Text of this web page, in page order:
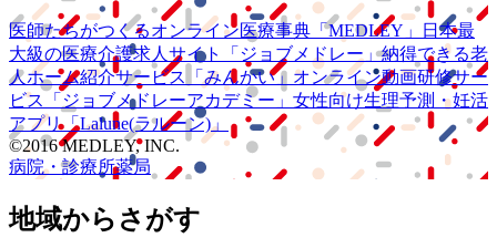
医師たちがつくるオンライン医療事典 「MEDLEY」
日本最
大級の医療介護求人サイト 「ジョブメドレー」納得できる老
人ホーム紹介サービス
「みんかい」 オンライン動画研修サー
ビス
「ジョブメドレーアカデミー」 女性向け生理予測・妊活
アプリ「Lalune(ラルーン)」
©2016 MEDLEY, INC.
病院・診療所薬局
地域からさがす